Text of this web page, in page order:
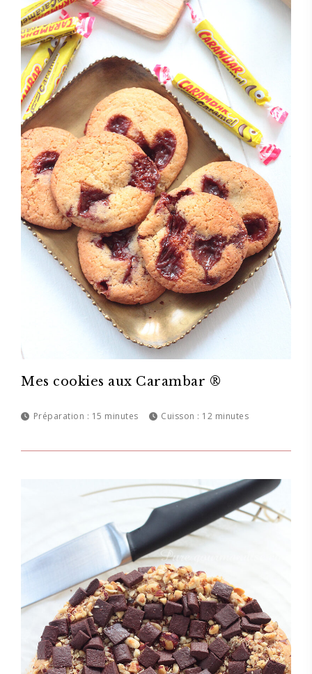
Mes cookies aux Carambar ®
Préparation : 15 minutes Cuisson : 12 minutes